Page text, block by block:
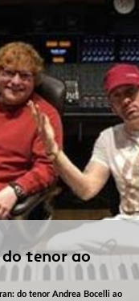
tenor ao
do tenor Andrea Bocelli ao